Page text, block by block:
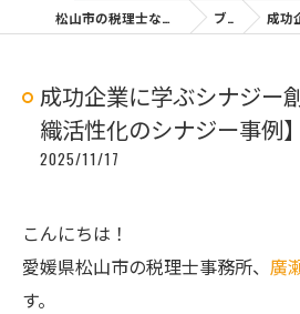
松山市の税理士なら廣瀬和隆税理士事務所 ブログ 成功企業に
成功企業に学ぶシナジー
織活性化のシナジー事例】
2025/11/17
こんにちは！
愛媛県松山市の税理士事務所、 廣
す。